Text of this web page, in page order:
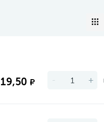
19,50 ₽ - +